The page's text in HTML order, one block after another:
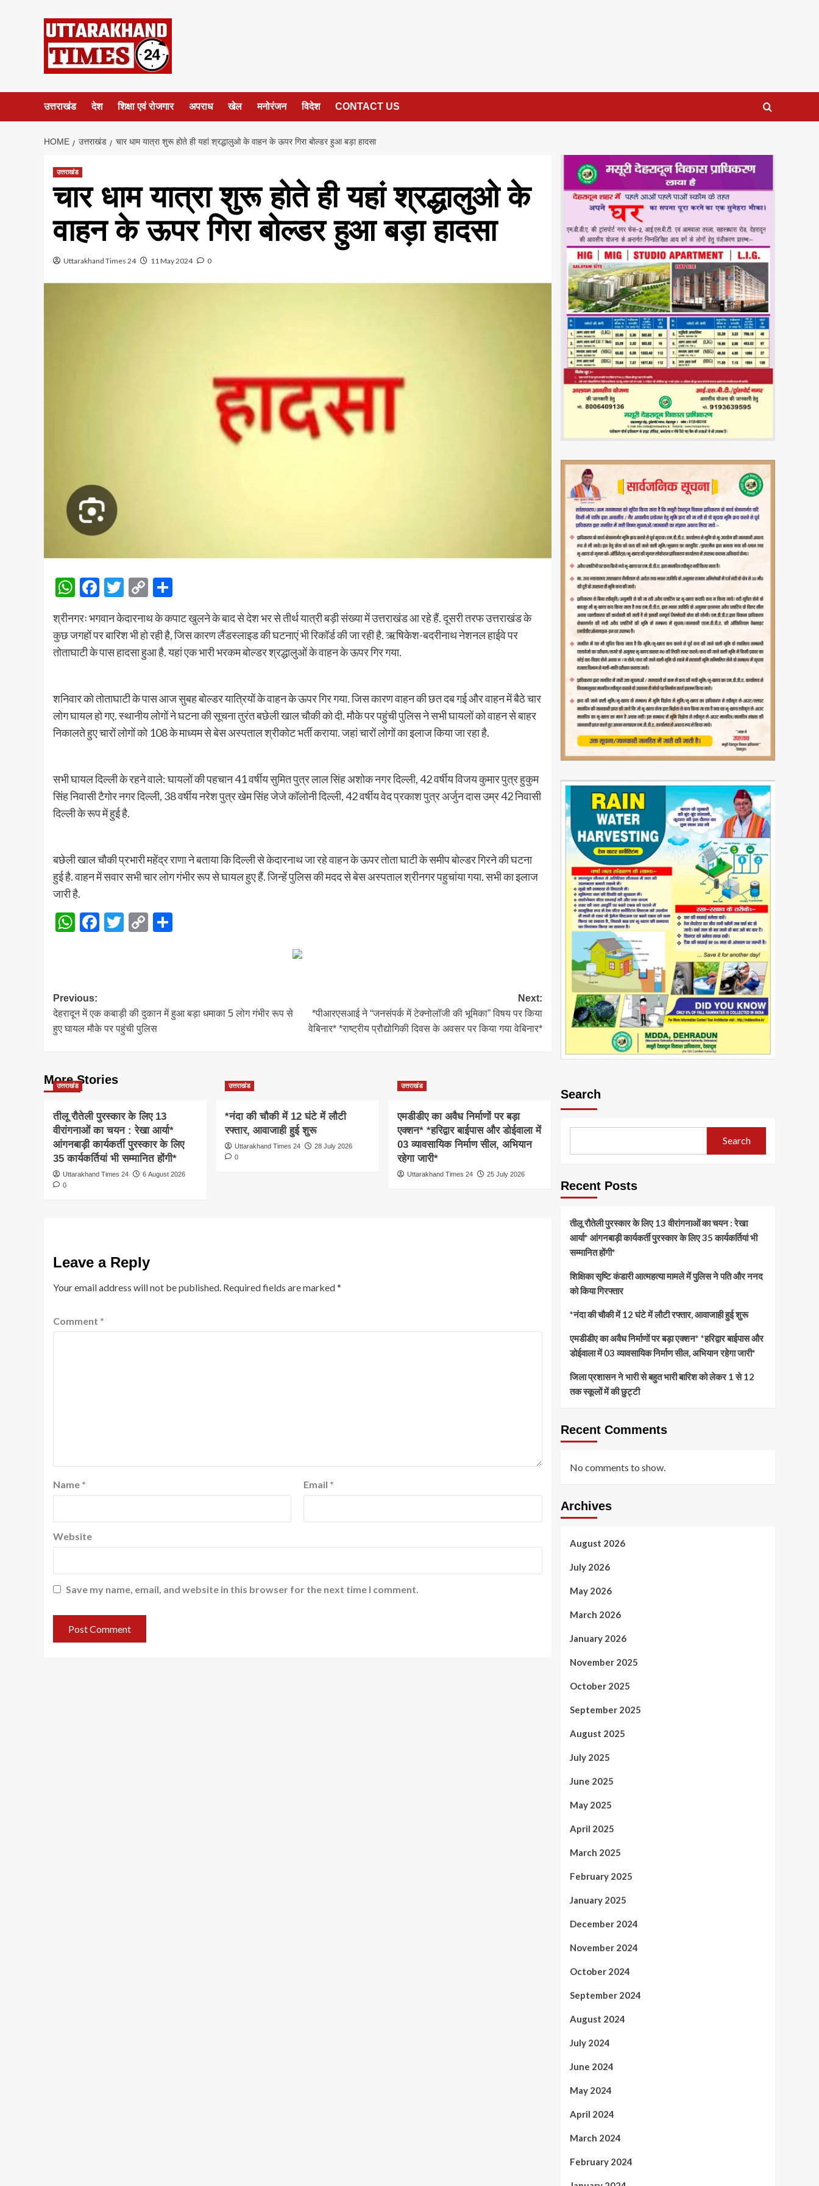
उत्तराखंड देश शिक्षा एवं रोजगार अपराध खेल मनोरंजन विदेश CONTACT US
HOME उत्तराखंड चार धाम यात्रा शुरू होते ही यहां श्रद्धालुओ के वाहन के ऊपर गिरा बोल्डर हुआ बड़ा हादसा
उत्तराखंड
चार धाम यात्रा शुरू होते ही यहां श्रद्धालुओ के
वाहन के ऊपर गिरा बोल्डर हुआ बड़ा हादसा
Uttarakhand Times 24 11 May 2024 0
WhatsApp
Facebook
Twitter
Copy
Link
श्रीनगरः भगवान केदारनाथ के कपाट खुलने के बाद से देश भर से तीर्थ यात्री बड़ी संख्या में उत्तराखंड आ रहे हैं. दूसरी तरफ उत्तराखंड के
कुछ जगहों पर बारिश भी हो रही है, जिस कारण लैंडस्लाइड की घटनाएं भी रिकॉर्ड की जा रही है. ऋषिकेश-बदरीनाथ नेशनल हाईवे पर
तोताघाटी के पास हादसा हुआ है. यहां एक भारी भरकम बोल्डर श्रद्धालुओं के वाहन के ऊपर गिर गया.
शनिवार को तोताघाटी के पास आज सुबह बोल्डर यात्रियों के वाहन के ऊपर गिर गया. जिस कारण वाहन की छत दब गई और वाहन में बैठे चार
लोग घायल हो गए. स्थानीय लोगों ने घटना की सूचना तुरंत बछेली खाल चौकी को दी. मौके पर पहुंची पुलिस ने सभी घायलों को वाहन से बाहर
निकालते हुए चारों लोगों को 108 के माध्यम से बेस अस्पताल श्रीकोट भर्ती कराया. जहां चारों लोगों का इलाज किया जा रहा है.
सभी घायल दिल्ली के रहने वाले: घायलों की पहचान 41 वर्षीय सुमित पुत्र लाल सिंह अशोक नगर दिल्ली, 42 वर्षीय विजय कुमार पुत्र हुकुम
सिंह निवासी टैगोर नगर दिल्ली, 38 वर्षीय नरेश पुत्र खेम सिंह जेजे कॉलोनी दिल्ली, 42 वर्षीय वेद प्रकाश पुत्र अर्जुन दास उम्र 42 निवासी
दिल्ली के रूप में हुई है.
बछेली खाल चौकी प्रभारी महेंद्र राणा ने बताया कि दिल्ली से केदारनाथ जा रहे वाहन के ऊपर तोता घाटी के समीप बोल्डर गिरने की घटना
हुई है. वाहन में सवार सभी चार लोग गंभीर रूप से घायल हुए हैं. जिन्हें पुलिस की मदद से बेस अस्पताल श्रीनगर पहुचांया गया. सभी का इलाज
जारी है.
WhatsApp
Facebook
Twitter
Copy
Post
navigation
Previous:
देहरादून में एक कबाड़ी की दुकान में हुआ बड़ा धमाका 5 लोग गंभीर रूप से
हुए घायल मौके पर पहुंची पुलिस
Next:
*पीआरएसआई ने “जनसंपर्क में टेक्नोलॉजी की भूमिका” विषय पर किया
वेबिनार* *राष्ट्रीय प्रौद्योगिकी दिवस के अवसर पर किया गया वेबिनार*
More Stories
उत्तराखंड
तीलू रौतेली पुरस्कार के लिए 13
वीरांगनाओं का चयन : रेखा आर्या*
आंगनबाड़ी कार्यकर्ती पुरस्कार के लिए
35 कार्यकर्तियां भी सम्मानित होंगी*
Uttarakhand Times 24
6 August 2026
0
उत्तराखंड
*नंदा की चौकी में 12 घंटे में लौटी
रफ्तार, आवाजाही हुई शुरू
Uttarakhand Times 24
28 July 2026
0
उत्तराखंड
एमडीडीए का अवैध निर्माणों पर बड़ा
एक्शन* *हरिद्वार बाईपास और डोईवाला में
03 व्यावसायिक निर्माण सील, अभियान
रहेगा जारी*
Uttarakhand Times 24 25 July 2026
Leave a Reply
Your email address will not be published. Required fields are marked*
Comment *
Name * Email *
Website
Save my name, email, and website in this browser for the next time I comment.
Search
Search
Recent Posts
तीलू रौतेली पुरस्कार के लिए 13 वीरांगनाओं का चयन : रेखा
आर्या* आंगनबाड़ी कार्यकर्ती पुरस्कार के लिए 35 कार्यकर्तियां भी
सम्मानित होंगी*
शिक्षिका सृष्टि कंडारी आत्महत्या मामले में पुलिस ने पति और ननद
को किया गिरफ्तार
*नंदा की चौकी में 12 घंटे में लौटी रफ्तार, आवाजाही हुई शुरू
एमडीडीए का अवैध निर्माणों पर बड़ा एक्शन* *हरिद्वार बाईपास और
डोईवाला में 03 व्यावसायिक निर्माण सील, अभियान रहेगा जारी*
जिला प्रशासन ने भारी से बहुत भारी बारिश को लेकर 1 से 12
तक स्कूलों में की छुट्टी
Recent Comments
No comments to show.
Archives
August 2026
July 2026
May 2026
March 2026
January 2026
November 2025
October 2025
September 2025
August 2025
July 2025
June 2025
May 2025
April 2025
March 2025
February 2025
January 2025
December 2024
November 2024
October 2024
September 2024
August 2024
July 2024
June 2024
May 2024
April 2024
March 2024
February 2024